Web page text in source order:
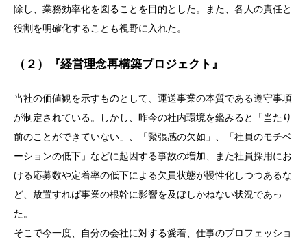
除し、業務効率化を図ることを目的とした。また、各人の責任と
役割を明確化することも視野に入れた。
（２）『経営理念再構築プロジェクト』
当社の価値観を示すものとして、運送事業の本質である遵守事項
が制定されている。しかし、昨今の社内環境を鑑みると「当たり
前のことができていない」、「緊張感の欠如」、「社員のモチベ
ーションの低下」などに起因する事故の増加、また社員採用にお
ける応募数や定着率の低下による欠員状態が慢性化しつつあるな
ど、放置すれば事業の根幹に影響を及ぼしかねない状況であっ
た。
そこで今一度、自分の会社に対する愛着、仕事のプロフェッショ